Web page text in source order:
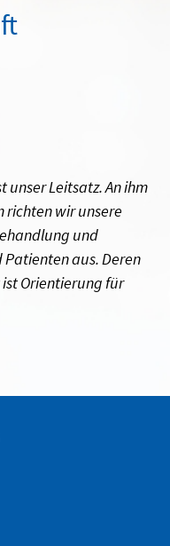
unser Leitsatz. An ihm
richten wir unsere
und
aus. Deren
Orientierung für